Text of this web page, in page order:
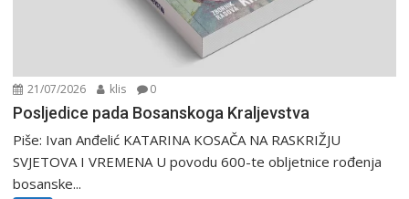
21/07/2026 klis 0
Posljedice pada Bosanskoga Kraljevstva
Piše: Ivan Anđelić KATARINA KOSAČA NA RASKRIŽJU
SVJETOVA I VREMENA U povodu 600-te obljetnice rođenja
bosanske...